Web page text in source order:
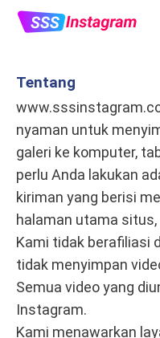
Tentang
nyaman untuk
galeri ke komputer,
perlu Anda lakukan
kiriman yang berisi
halaman utama situs,
Kami tidak berafiliasi
tidak menyimpan
Semua video yang
Instagram.
Kami menawarkan